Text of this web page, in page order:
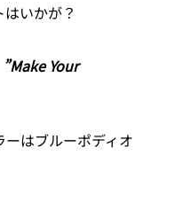
いかが？
Your
はブルーポディオ